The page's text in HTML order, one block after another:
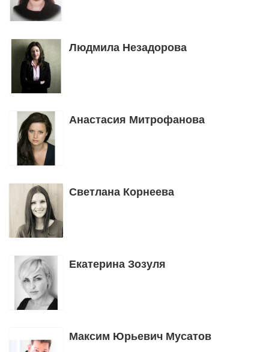
Людмила Незадорова
Анастасия Митрофанова
Светлана Корнеева
Екатерина Зозуля
Максим Юрьевич Мусатов